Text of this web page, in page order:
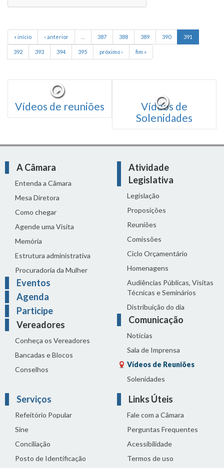
« início ‹ anterior 387 388 389 390 391
392 393 394 395 próximo › fim »
Vídeos de reuniões
Vídeos de
Solenidades
A Câmara
Entenda a Câmara
Mesa Diretora
Como chegar
Agende uma Visita
Memória
Estrutura administrativa
Procuradoria da Mulher
Eventos
Agenda
Participe
Vereadores
Conheça os Vereadores
Bancadas e Blocos
Conselhos
Atividade
Legislativa
Legislação
Proposições
Reuniões
Comissões
Ciclo Orçamentário
Homenagens
Audiências Públicas, Visitas
Técnicas e Seminários
Distribuição do dia
Comunicação
Notícias
Sala de Imprensa
Vídeos de Reuniões
Solenidades
Serviços
Refeitório Popular
Sine
Conciliação
Posto de Identificação
Links Úteis
Fale com a Câmara
Perguntas Frequentes
Acessibilidade
Termos de uso